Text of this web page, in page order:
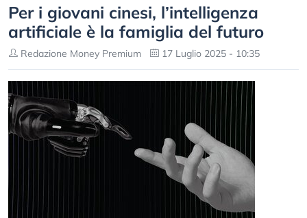
Per i giovani cinesi, l’intelligenza
artificiale è la famiglia del futuro
Redazione Money Premium 17 Luglio 2025 - 10:35